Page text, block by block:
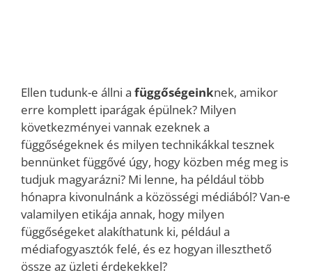
Ellen tudunk-e állni a függőségeinknek, amikor
erre komplett iparágak épülnek? Milyen
következményei vannak ezeknek a
függőségeknek és milyen technikákkal tesznek
bennünket függővé úgy, hogy közben még meg is
tudjuk magyarázni? Mi lenne, ha például több
hónapra kivonulnánk a közösségi médiából? Van-e
valamilyen etikája annak, hogy milyen
függőségeket alakíthatunk ki, például a
médiafogyasztók felé, és ez hogyan illeszthető
össze az üzleti érdekekkel?